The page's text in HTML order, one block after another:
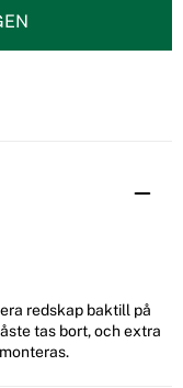
redskap baktill på
tas bort, och extra